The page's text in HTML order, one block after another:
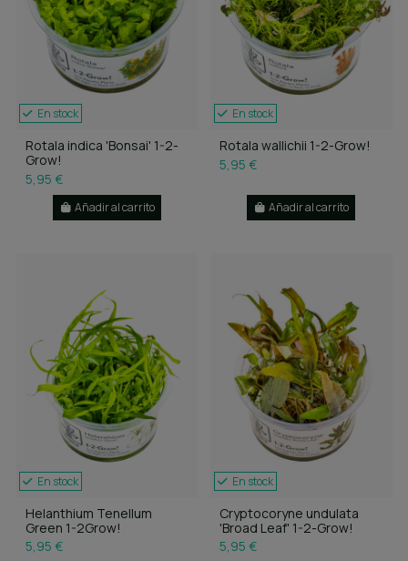
En stock
Rotala indica 'Bonsai' 1-2-
Grow!
5,95 €
Añadir al carrito
En stock
Rotala wallichii 1-2-Grow!
5,95 €
Añadir al carrito
En stock
Helanthium Tenellum
Green 1-2Grow!
5,95 €
En stock
Cryptocoryne undulata
'Broad Leaf' 1-2-Grow!
5,95 €